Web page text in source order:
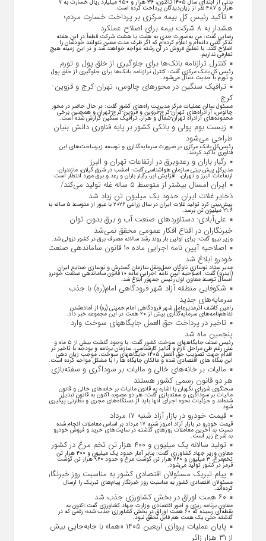
بدنی از ابتدای سال ۱۴۰۵ تاکنون، ۳۶ هزار و ۹۵۰ میلیارد ریال خسارت به ۷
هزار و ۴۸۷ نفر از زیان‌دیدگان پرداخت کرده است.
تأکید رئیس کل بیمه مرکزی بر پرداخت خسارت مردم؛
هشدار به ۸ شرکت‌ بیمه برای اصلاح عملکرد
رضایی گفت: من به‌صورت جدی به هفت یا هشت شرکت قطعاً در این هفته
تذکر کتبی داده‌ام و اعلام کرده‌ام که اگر ظرف مدت معین نتوانند خودشان را
اصلاح کنند، با تعلیق فروش در آن رشته مواجه خواهند شد و در این زمینه هیچ
تعارفی نداریم.
کنترل ترازنامه بانک‌ها برای جلوگیری از خلق پول و تورم
رئیس کل بانک مرکزی گفت: کنترل ترازنامه بانک‌ها برای جلوگیری از خلق پول
و تورم با جدیت دنبال می‌شود.
ترافیک سنگین در محورهای چالوس، تهران-کرج و قزوین-
کرج
مسئول سالن عملیات مرکز مدیریت راه‌های کشور گفت: در حال حاضر در محور
چالوس، آزادراه‌های تهران-کرج-قزوین و قزوین-کرج-تهران و همچنین برخی
محدوده‌های آزادراه تهران-شمال و هراز، ترافیک سنگین گزارش شده است.
زیست بوم پولی و بانکی کشور بر پایه فناوری دانش بنیان
طراحی می‌شود
رئیس‌کل بانک مرکزی بر ضرورت سرمایه‌گذاری و توسعه زیرساخت‌های این
فناوری تأکید کردند.
رگبار باران و رعدوبرق در ارتفاعات تهران و البرز
مدیرکل پیش بینی سازمان هواشناسی گفت: امشب در شرق گیلان، مازندران،
ارتفاعات البرز و تهران، افزایش ابر، رگبار باران و رعد و برق مورد انتظار است.
ایران امسال بیشتر از متوسط ۵ ساله غله تولید می‌کند/
ذخایر غلات ایران حدود یک میلیون تن زیاد شد
پیش‌بینی کرد تولید غلات ایران در سال زراعی ۲۰۲۶ با عبور از متوسط ۵ ساله به
۲۱.۶ میلیون تن برسد.
علی‌آبادی: دستاورد‌های صنعت آب و برق بدون توان
خبرنگاران در اقناع افکار عمومی محقق نمی‌شد
وزیر نیرو گفت: برای اولین بار روند رشد سالانه مصرف برق در کشور نزولی شد.
اصلاحیه آیین نامه اجرایی ماده ۱۰ قانون ساماندهی صنعت
خودرو ابلاغ شد
مدیر ستاد نوسازی ناوگان حمل‌ونقل سازمان گسترش و نوسازی صنایع ایران
(ایدرو) گفت: اصلاحیه آیین نامه اجرایی ماده ۱۰ قانون ساماندهی صنعت خودرو
امسال توسط معاون اول رئیس جمهور ابلاغ شد.
شکوفایی منطقه آزاد شهر فرودگاهی امام(ره) با جذب
سرمایه‌های جدید
رامین کاشف اذرمدیرعامل شهر فرودگاهی امام خمینی (ره) از آماده‌شدن
تفاهم‌نامه‌های سرمایه‌گذاری بیش از ۲۰ همت در این مجموعه خبر داد.
تاخیر در پرداخت حق العمل جایگاههای سوخت وارد
پنجمین ماه شد
رئیس صنف جایگاههای سوخت کشور گفت: با وجود گذشت بیش از ۵ ماه و
علی رغم طی مراحل لازم و آنالیز کارشناسی، سازمان برنامه و بودجه با تاخیر در
اقدام جهت تصویب حق العمل ۱۴۰۵ جایگاههای سوخت، موجب زیان دهی
این بنگاه های اقتصادی شده و مالکان جایگاه ها را با مشکل مواجه کرده است.
مالیات بر خانه‌های خالی و مالیات بر سوداگری و سفته‌بازی
هر دو قانون رسمی کشور هستند
سخنگوی شورای نگهبان با اشاره به قانون مالیات بر خانه‌های خالی و قانون
مالیات بر سوداگری و سفته‌بازی گفت: هر دو مصوبه اکنون به قانون تبدیل
شده‌اند و جزئیات نحوه اجرای آنها باید از دستگاه‌های مجری و نظارتی پیگیری
شود.
قیمت خودرو در بازار آزاد شنبه ۱۷ مرداد
قیمت خودرو در بازار آزاد امروز شنبه ۱۷ مرداد بر اساس معاملات انجام شده
نسبت به آخرین معاملات روز‌های گذشته در سایت‌های خرید و فروش خودرو
به شرح زیر است.
تولید سالانه یک میلیون و ۴۰۰ هزار تن تخم مرغ در کشور
معاون وزیر جهاد کشاورزی گفت: بنابر آمار حدود یک میلیون و ۴۰۰ هزار تن
تخم‌مرغ، ۳ میلیون و ۲۶۰ هزار تن گوشت مرغ و حدود ۹۶۰ هزار تن گوشت
قرمز در کشور تولید می‌شود.
پیام تبریک مسئولان اقتصادی کشور به مناسبت روز خبرنگار
مسئولان اقتصادی کشور به مناسبت روز خبرنگار پیام‌های تبریک را ارسال
کرده‌اند.
۶۰ همت اوراق در بخش کشاورزی جذب شد
معاون برنامه ریزی و امور اقتصادی وزارت جهاد کشاورزی گفت:اکنون به
نقطه‌ای رسیده که ۶۰ همت اوراق در بخش کشاورزی جذب شده؛ رقمی که در
گذشته حتی یک همت هم قابل تحقق نبود.
پایان عملیات پروازی اربعین ۱۴۰۵ «هما» با جابه‌جایی بیش
از ۳۱ هزار زائر